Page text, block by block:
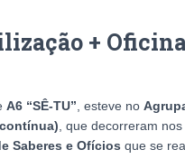
+
A6 “SÊ-TU” , esteve no
, que decorreram
Saberes e Ofícios que se